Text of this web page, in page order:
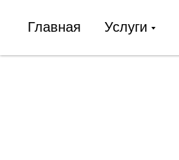
Главная Услуги